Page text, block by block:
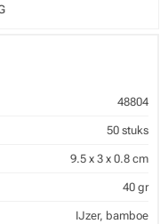
48804
50 stuks
9.5 x 3 x 0.8 cm
40 gr
IJzer, bamboe